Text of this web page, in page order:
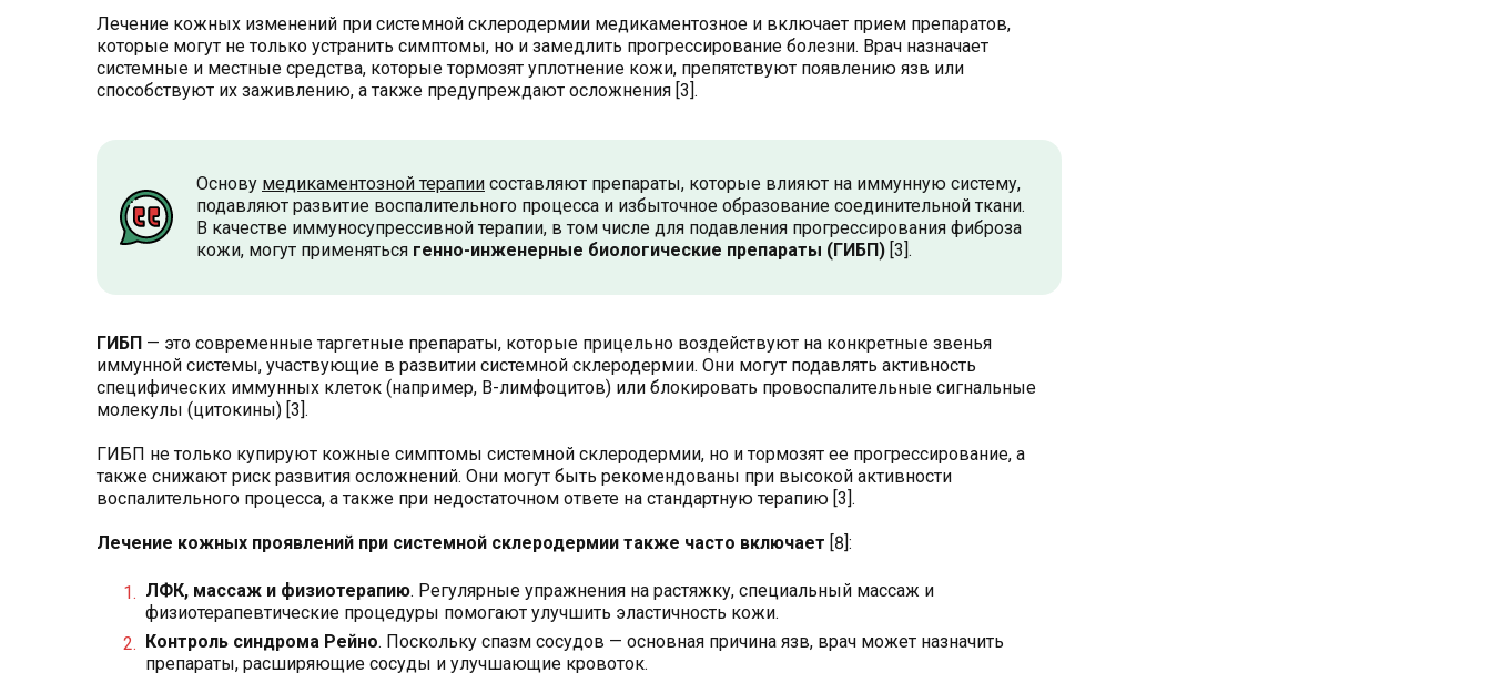
Лечение кожных изменений при системной склеродермии медикаментозное и включает прием препаратов,
которые могут не только устранить симптомы, но и замедлить прогрессирование болезни. Врач назначает
системные и местные средства, которые тормозят уплотнение кожи, препятствуют появлению язв или
способствуют их заживлению, а также предупреждают осложнения [3].
Основу медикаментозной терапии составляют препараты, которые влияют на иммунную систему,
подавляют развитие воспалительного процесса и избыточное образование соединительной ткани.
В качестве иммуносупрессивной терапии, в том числе для подавления прогрессирования фиброза
кожи, могут применяться генно-инженерные биологические препараты (ГИБП) [3].
ГИБП — это современные таргетные препараты, которые прицельно воздействуют на конкретные звенья
иммунной системы, участвующие в развитии системной склеродермии. Они могут подавлять активность
специфических иммунных клеток (например, В-лимфоцитов) или блокировать провоспалительные сигнальные
молекулы (цитокины) [3].
ГИБП не только купируют кожные симптомы системной склеродермии, но и тормозят ее прогрессирование, а
также снижают риск развития осложнений. Они могут быть рекомендованы при высокой активности
воспалительного процесса, а также при недостаточном ответе на стандартную терапию [3].
Лечение кожных проявлений при системной склеродермии также часто включает [8]:
ЛФК, массаж и физиотерапию. Регулярные упражнения на растяжку, специальный массаж и
физиотерапевтические процедуры помогают улучшить эластичность кожи.
Контроль синдрома Рейно. Поскольку спазм сосудов — основная причина язв, врач может назначить
препараты, расширяющие сосуды и улучшающие кровоток.